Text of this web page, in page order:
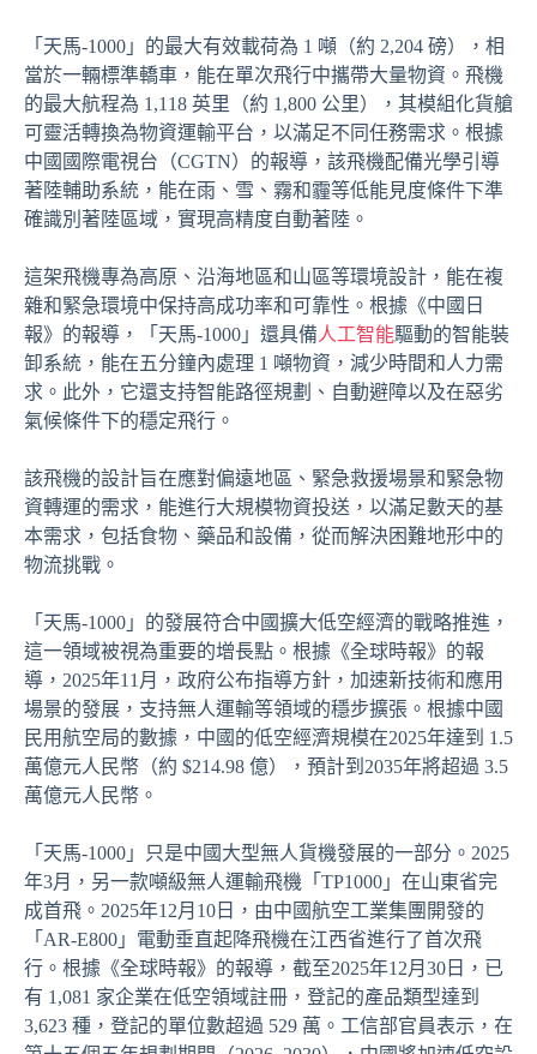
「天馬-1000」的最大有效載荷為 1 噸（約 2,204 磅），相
當於一輛標準轎車，能在單次飛行中攜帶大量物資。飛機
的最大航程為 1,118 英里（約 1,800 公里），其模組化貨艙
可靈活轉換為物資運輸平台，以滿足不同任務需求。根據
中國國際電視台（CGTN）的報導，該飛機配備光學引導
著陸輔助系統，能在雨、雪、霧和霾等低能見度條件下準
確識別著陸區域，實現高精度自動著陸。
這架飛機專為高原、沿海地區和山區等環境設計，能在複
雜和緊急環境中保持高成功率和可靠性。根據《中國日
報》的報導，「天馬-1000」還具備人工智能驅動的智能裝
卸系統，能在五分鐘內處理 1 噸物資，減少時間和人力需
求。此外，它還支持智能路徑規劃、自動避障以及在惡劣
氣候條件下的穩定飛行。
該飛機的設計旨在應對偏遠地區、緊急救援場景和緊急物
資轉運的需求，能進行大規模物資投送，以滿足數天的基
本需求，包括食物、藥品和設備，從而解決困難地形中的
物流挑戰。
「天馬-1000」的發展符合中國擴大低空經濟的戰略推進，
這一領域被視為重要的增長點。根據《全球時報》的報
導，2025年11月，政府公布指導方針，加速新技術和應用
場景的發展，支持無人運輸等領域的穩步擴張。根據中國
民用航空局的數據，中國的低空經濟規模在2025年達到 1.5
萬億元人民幣（約 $214.98 億），預計到2035年將超過 3.5
萬億元人民幣。
「天馬-1000」只是中國大型無人貨機發展的一部分。2025
年3月，另一款噸級無人運輸飛機「TP1000」在山東省完
成首飛。2025年12月10日，由中國航空工業集團開發的
「AR-E800」電動垂直起降飛機在江西省進行了首次飛
行。根據《全球時報》的報導，截至2025年12月30日，已
有 1,081 家企業在低空領域註冊，登記的產品類型達到
3,623 種，登記的單位數超過 529 萬。工信部官員表示，在